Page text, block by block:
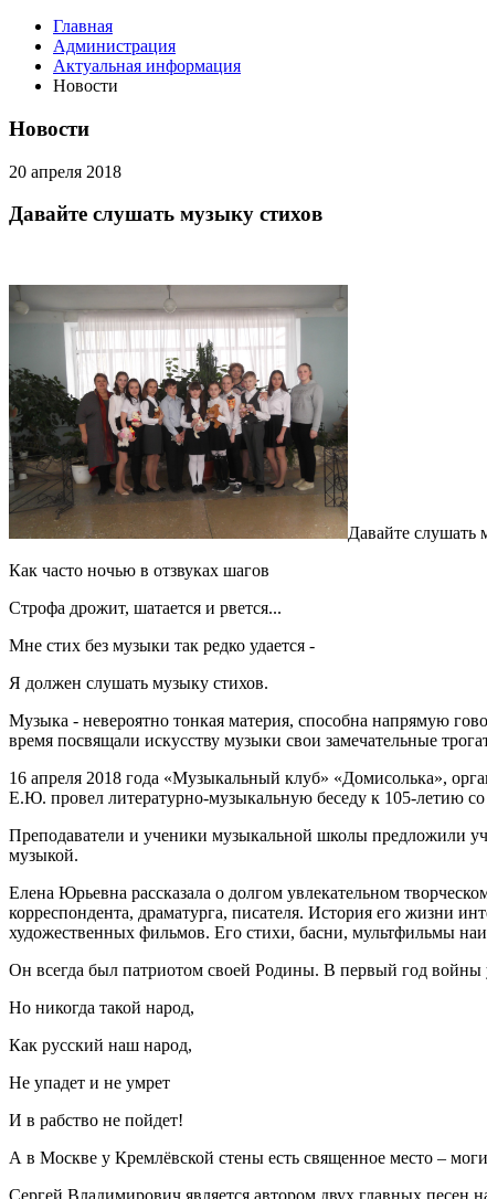
Главная
Администрация
Актуальная информация
Новости
Новости
20 апреля 2018
Давайте слушать музыку стихов
Давайте слушать
Как часто ночью в отзвуках шагов
Строфа дрожит, шатается и рвется...
Мне стих без музыки так редко удается -
Я должен слушать музыку стихов.
Музыка - невероятно тонкая материя, способна напрямую
время посвящали искусству музыки свои замечательные
16 апреля 2018 года «Музыкальный клуб» «Домисолька»,
Е.Ю. провел литературно-музыкальную беседу к 105-летию со
Преподаватели и ученики музыкальной школы предложили
музыкой.
Елена Юрьевна рассказала о долгом увлекательном
корреспондента, драматурга, писателя. История его жизни
художественных фильмов. Его стихи, басни, мультфильмы
Он всегда был патриотом своей Родины. В первый год войны
Но никогда такой народ,
Как русский наш народ,
Не упадет и не умрет
И в рабство не пойдет!
А в Москве у Кремлёвской стены есть священное место –
Сергей Владимирович является автором двух главных